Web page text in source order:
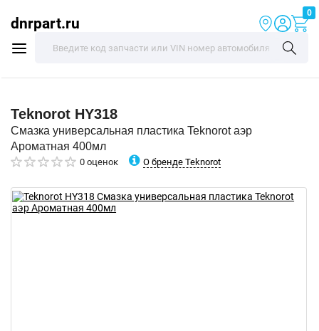
dnrpart.ru
0
Teknorot HY318
Смазка универсальная пластика Teknorot аэр
Ароматная 400мл
0 оценок О бренде Teknorot